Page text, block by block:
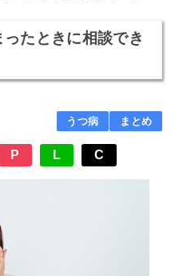
たときに相談でき
うつ病
まとめ
P L C